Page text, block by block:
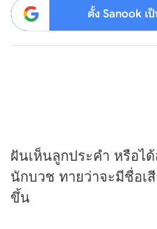
ตั้ง Sanook เ
ฝันเห็นลูกประคำ หรือไ
นักบวช ทายว่าจะมีชื่อเ
ขึ้น